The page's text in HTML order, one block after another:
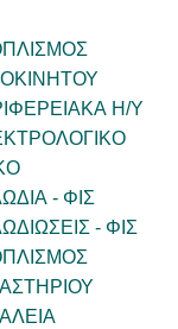
Η/Υ
- ΦΙΣ
- ΦΙΣ